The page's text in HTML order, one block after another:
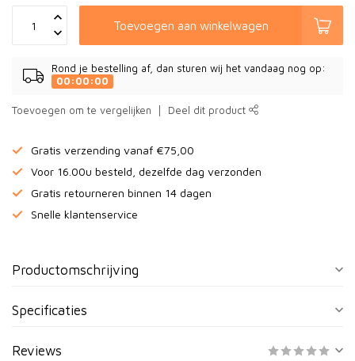
Toevoegen aan winkelwagen
Rond je bestelling af, dan sturen wij het vandaag nog op:
00:00:00
Toevoegen om te vergelijken Deel dit product
Gratis verzending vanaf €75,00
Voor 16.00u besteld, dezelfde dag verzonden
Gratis retourneren binnen 14 dagen
Snelle klantenservice
Productomschrijving
Specificaties
Reviews